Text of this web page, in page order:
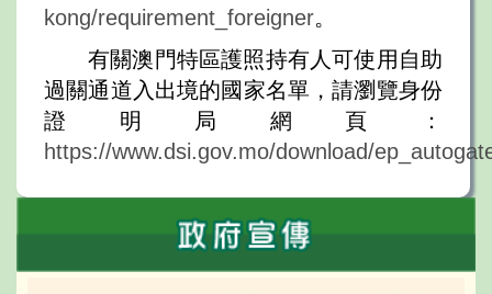
kong/requirement_foreigner。
有關澳門特區護照持有人可使用自助
過關通道入出境的國家名單，請瀏覽身份
證明局網頁：
https://www.dsi.gov.mo/download/